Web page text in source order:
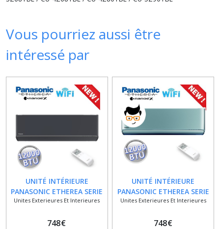
Vous pourriez aussi être
intéressé par
UNITÉ INTÉRIEURE
PANASONIC ETHEREA SERIE
Z / NOIR GRAPHITE / 12000
Unites Exterieures Et Interieures
748€
UNITÉ INTÉRIEURE
PANASONIC ETHEREA SERIE
Z / GRIS / 12000 BTU / 3,5
Unites Exterieures Et Interieures
748€